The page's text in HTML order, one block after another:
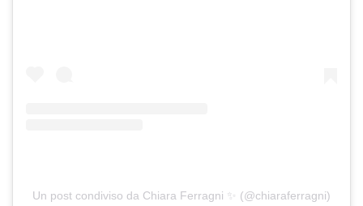
Un post condiviso da Chiara Ferragni ✨ (@chiaraferragni)